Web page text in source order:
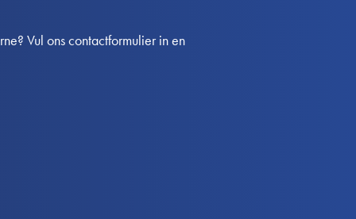
Vul ons contactformulier in en